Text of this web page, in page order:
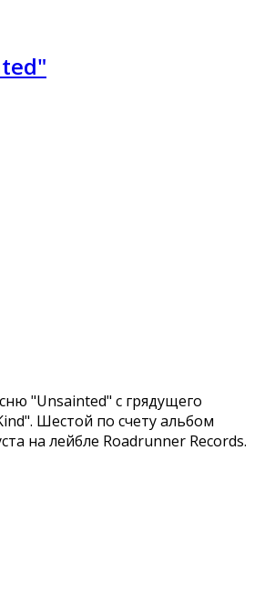
"Unsainted" с грядущего
Шестой по счету альбом
на лейбле Roadrunner Records.